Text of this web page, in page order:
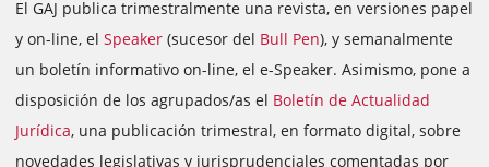
El GAJ publica trimestralmente una revista, en versiones papel
y on-line, el Speaker (sucesor del Bull Pen), y semanalmente
un boletín informativo on-line, el e-Speaker. Asimismo, pone a
disposición de los agrupados/as el Boletín de Actualidad
Jurídica, una publicación trimestral, en formato digital, sobre
novedades legislativas y jurisprudenciales comentadas por